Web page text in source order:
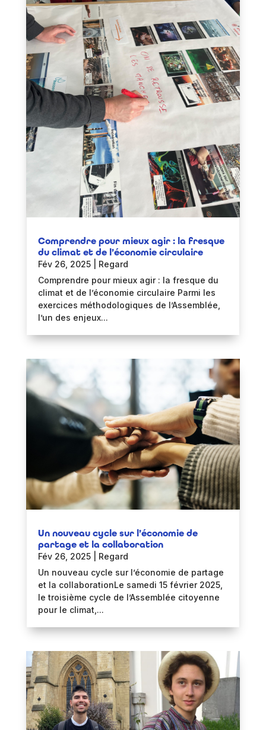
Comprendre pour mieux agir : la fresque
du climat et de l’économie circulaire
Fév 26, 2025| Regard
Comprendre pour mieux agir : la fresque du
climat et de l’économie circulaire Parmi les
exercices méthodologiques de l’Assemblée,
l’un des enjeux...
Un nouveau cycle sur l’économie de
partage et la collaboration
Fév 26, 2025| Regard
Un nouveau cycle sur l’économie de partage
et la collaborationLe samedi 15 février 2025,
le troisième cycle de l’Assemblée citoyenne
pour le climat,...